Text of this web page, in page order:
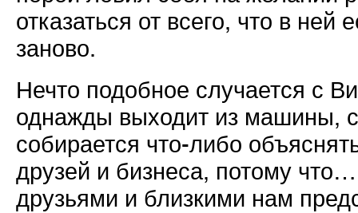
отказаться от всего, что в ней
заново.
Нечто подобное случается с
однажды выходит из машины,
собирается что-либо
друзей и бизнеса, потому
друзьями и близкими нам